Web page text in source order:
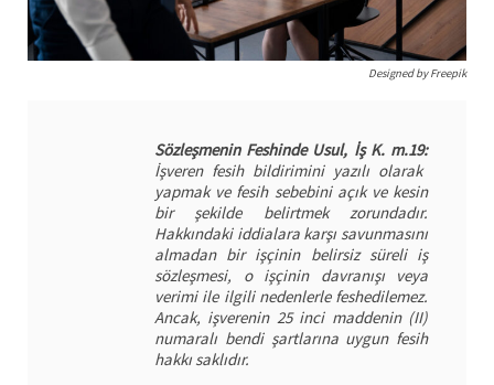
Designed by Freepik
Sözleşmenin Feshinde Usul, İş K. m.19:
İşveren fesih bildirimini yazılı olarak
yapmak ve fesih sebebini açık ve kesin
bir şekilde belirtmek zorundadır.
Hakkındaki iddialara karşı savunmasını
almadan bir işçinin belirsiz süreli iş
sözleşmesi, o işçinin davranışı veya
verimi ile ilgili nedenlerle feshedilemez.
Ancak, işverenin 25 inci maddenin (II)
numaralı bendi şartlarına uygun fesih
hakkı saklıdır.